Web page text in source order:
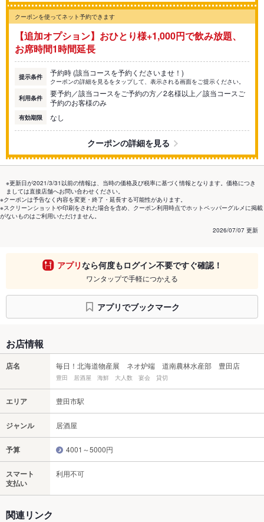
クーポンを使ってネット予約できます
【追加オプション】おひとり様+1,000円で飲み放題、
お席時間1時間延長
提示条件 予約時 (該当コースを予約くださいませ！)
クーポンの詳細を見るをタップして、表示される画面をご提示ください。
利用条件
要予約／該当コースをご予約の方／2名様以上／該当コースご
予約のお客様のみ
有効期限 なし
クーポンの詳細を見る
※更新日が2021/3/31以前の情報は、当時の価格及び税率に基づく情報となります。価格につき
ましては直接店舗へお問い合わせください。
※クーポンは予告なく内容を変更・終了・延長する可能性があります。
※スクリーンショットや印刷をされた場合を含め、クーポン利用時点でホットペッパーグルメに掲載
がないものはご利用いただけません。
2026/07/07 更新
アプリなら何度もログイン不要ですぐ確認！
ワンタップで手軽につかえる
アプリでブックマーク
お店情報
店名 毎日！北海道物産展 ネオ炉端 道南農林水産部 豊田店
豊田 居酒屋 海鮮 大人数 宴会 貸切
エリア 豊田市駅
ジャンル 居酒屋
予算 4001～5000円
スマート
支払い
利用不可
関連リンク